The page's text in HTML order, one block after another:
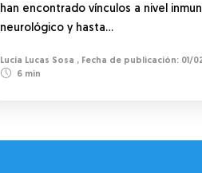
han encontrado vínculos a nivel
neurológico y hasta…
Lucía Lucas Sosa , 01/
6 min